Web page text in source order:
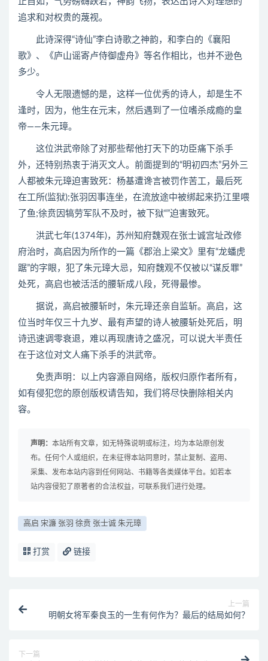
追求和对权贵的蔑视。
此诗深得“诗仙”李白诗歌之神韵，和李白的《襄阳
歌》、《庐山谣寄卢侍御虚舟》等名作相比，也并不逊色
多少。
令人无限遗憾的是，这样一位优秀的诗人，却是生不
逢时，因为，他生在元末，然后遇到了一位嗜杀成瘾的皇
帝——朱元璋。
这位洪武帝除了对那些帮他打天下的功臣痛下杀手
外，还特别热衷于消灭文人。前面提到的“明初四杰”另外三
人都被朱元璋迫害致死：杨基遭谗言被罚作苦工，最后死
在工所(监狱);张羽因事连坐，在流放途中被绑起来扔江里喂
了鱼;徐贲因犒劳军队不及时，被下狱“”迫害致死。
洪武七年(1374年)，苏州知府魏观在张士诚宫址改修
府治时，高启因为所作的一篇《郡治上梁文》里有“龙蟠虎
踞”的字眼，犯了朱元璋大忌，知府魏观不仅被以“谋反罪”
处死，高启也被活活的腰斩成八段，死得最惨。
据说，高启被腰斩时，朱元璋还亲自监斩。高启，这
位当时年仅三十九岁、最有声望的诗人被腰斩处死后，明
诗迅速调零衰退，难以再现唐诗之盛况，可以说大半责任
在于这位对文人痛下杀手的洪武帝。
免责声明：以上内容源自网络，版权归原作者所有，
如有侵犯您的原创版权请告知，我们将尽快删除相关内
容。
声明： 本站所有文章，如无特殊说明或标注，均为本站原创发
布。任何个人或组织，在未征得本站同意时，禁止复制、盗用、
采集、发布本站内容到任何网站、书籍等各类媒体平台。如若本
站内容侵犯了原著者的合法权益，可联系我们进行处理。
高启 宋濂 张羽 徐贲 张士诚 朱元璋
打赏 链接
上一篇
明朝女将军秦良玉的一生有何作为？最后的结局如何？
下一篇